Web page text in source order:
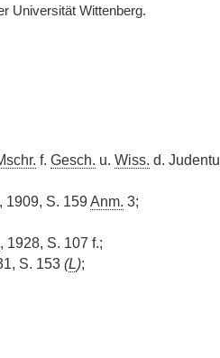
Universität Wittenberg.
f. Gesch. u. Wiss. d.
1909, S. 159Anm. 3;
, 1928, S. 107 f.;
S. 153 (L);